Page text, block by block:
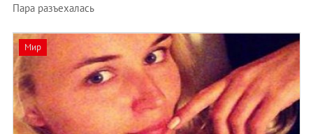
Пара разъехалась
Мир